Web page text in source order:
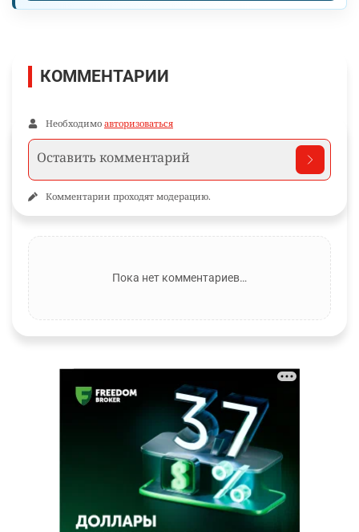
КОММЕНТАРИИ
Необходимо авторизоваться
Комментарии проходят модерацию.
Пока нет комментариев…